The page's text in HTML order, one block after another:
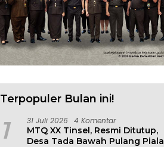
Terpopuler Bulan ini!
1 31 Juli 2026 4 Komentar
MTQ XX Tinsel, Resmi Ditutup,
Desa Tada Bawah Pulang Piala